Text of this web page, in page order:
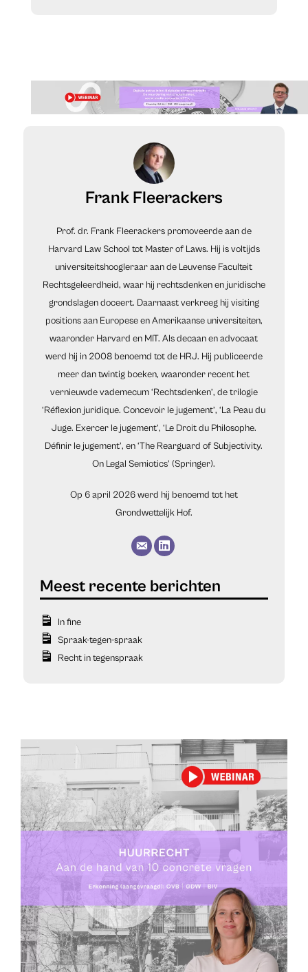
Frank Fleerackers
Prof. dr. Frank Fleerackers promoveerde aan de
Harvard Law School tot Master of Laws. Hij is voltijds
universiteitshoogleraar aan de Leuvense Faculteit
Rechtsgeleerdheid, waar hij rechtsdenken en juridische
grondslagen doceert. Daarnaast verkreeg hij visiting
positions aan Europese en Amerikaanse universiteiten,
waaronder Harvard en MIT. Als decaan en advocaat
werd hij in 2008 benoemd tot de HRJ. Hij publiceerde
meer dan twintig boeken, waaronder recent het
vernieuwde vademecum ‘Rechtsdenken’, de trilogie
‘Réflexion juridique. Concevoir le jugement’, ‘La Peau du
Juge. Exercer le jugement’, ‘Le Droit du Philosophe.
Définir le jugement’, en ‘The Rearguard of Subjectivity.
On Legal Semiotics’ (Springer).
Op 6 april 2026 werd hij benoemd tot het
Grondwettelijk Hof.
In fine
Spraak-tegen-spraak
Recht in tegenspraak